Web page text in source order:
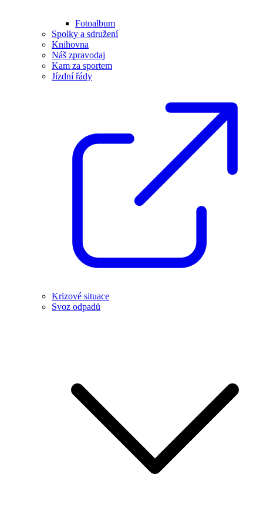
Fotoalbum
Spolky a sdružení
Knihovna
Náš zpravodaj
Kam za sportem
Jízdní řády
Krizové situace
Svoz odpadů